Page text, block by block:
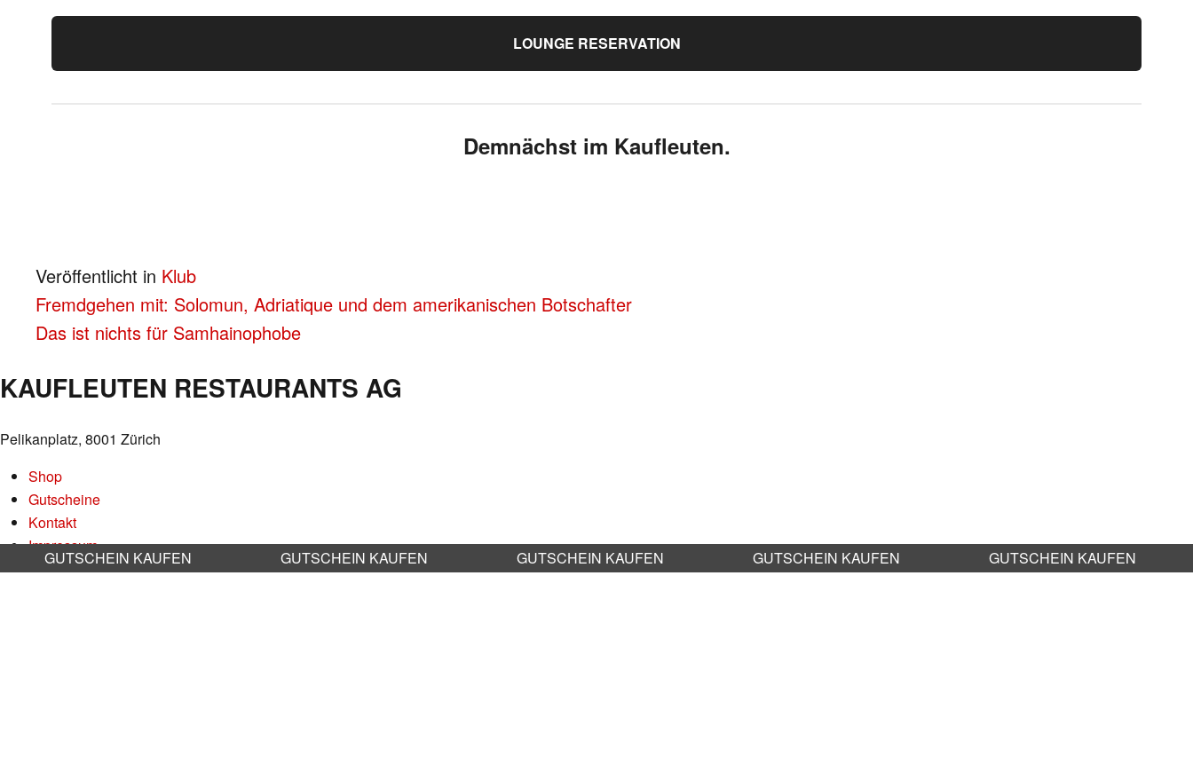
LOUNGE RESERVATION
Demnächst im Kaufleuten.
Veröffentlicht in Klub
BEITRAGS-
NAVIGATION
Fremdgehen mit: Solomun, Adriatique und dem amerikanischen Botschafter
Das ist nichts für Samhainophobe
KAUFLEUTEN RESTAURANTS AG
Pelikanplatz, 8001 Zürich
Shop
Gutscheine
Kontakt
Impressum
Datenschutz
GUTSCHEIN KAUFEN GUTSCHEIN KAUFEN GUTSCHEIN KAUFEN GUTSCHEIN KAUFEN GUTSCHEIN KAUFEN